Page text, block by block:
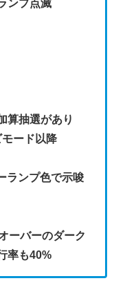
ンプ点滅
算抽選があり
ード以降
ランプ色で示唆
ーバーのダーク
率も40%